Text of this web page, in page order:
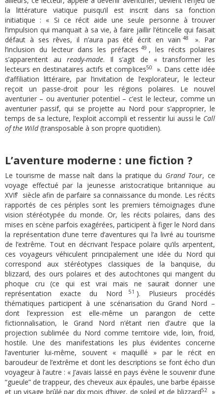
la littérature viatique puisqu’il est inscrit dans sa fonction
initiatique : « Si ce récit aide une seule personne à trouver
l’impulsion qui manquait à sa vie, à faire jaillir l’étincelle qui faisait
défaut à ses rêves, il n’aura pas été écrit en vain48
». Par
l’inclusion du lecteur dans les préfaces49 , les récits polaires
s’apparentent au ready-made. Il s’agit de « transformer les
lecteurs en destinataires actifs et complices50
». Dans cette idée
d’affiliation littéraire, par l’invitation de l’explorateur, le lecteur
reçoit un passe-droit pour les régions polaires. Le nouvel
aventurier – ou aventurier potentiel – c’est le lecteur, comme un
aventurier passif, qui se projette au Nord pour s’approprier, le
temps de sa lecture, l’exploit accompli et ressentir lui aussi le Call
of the Wild(transposable à son propre quotidien).
L’aventure moderne : une fiction ?
Le tourisme de masse naît dans la pratique du Grand Tour, ce
voyage effectué par la jeunesse aristocratique britannique au
XVIIe
siècle afin de parfaire sa connaissance du monde. Les récits
rapportés de ces périples sont les premiers témoignages d’une
vision stéréotypée du monde. Or, les récits polaires, dans des
mises en scène parfois exagérées, participent à figer le Nord dans
la représentation d’une terre d’aventures qui l’a livré au tourisme
de l’extrême. Tout en décrivant l’espace polaire qu’ils arpentent,
ces voyageurs véhiculent principalement une idée du Nord qui
correspond aux stéréotypes classiques de la banquise, du
blizzard, des ours polaires et des autochtones qui mangent du
phoque cru (ce qui est vrai mais ne saurait donner une
représentation exacte du Nord51 ). Plusieurs procédés
thématiques participent à une scénarisation du Grand Nord –
dont l’expression est elle-même un parangon de cette
fictionnalisation, le Grand Nord n’étant rien d’autre que la
projection sublimée du Nord comme territoire vide, loin, froid,
hostile. Une des manifestations les plus évidentes concerne
l’aventurier lui-même, souvent « maquillé » par le récit en
baroudeur de l’extrême et dont les descriptions se font écho d’un
voyageur à l’autre : « J’avais laissé en pays évène le souvenir d’une
“gueule” de trappeur, des cheveux aux épaules, une barbe épaisse
et un visage brûlé par dix mois d’hiver, de soleil et de blizzard52
»